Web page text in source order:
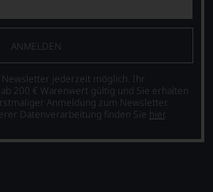
ANMELDEN
jederzeit möglich. Ihr
200 € Warenwert gültig und Sie erhalten
Anmeldung zum Newsletter.
Datenverarbeitung finden Sie hier.